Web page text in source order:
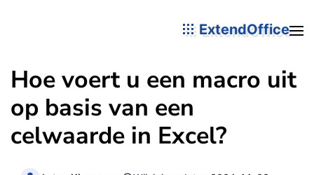
ExtendOffice
Hoe voert u een macro uit
op basis van een
celwaarde in Excel?